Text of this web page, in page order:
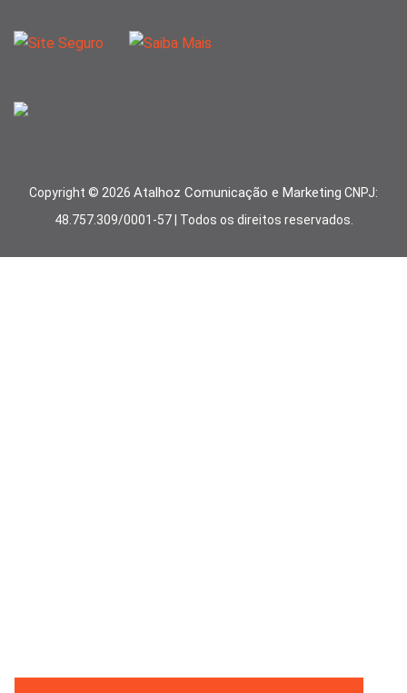
Copyright © 2026 Atalhoz Comunicação e Marketing CNPJ:
48.757.309/0001-57 | Todos os direitos reservados.